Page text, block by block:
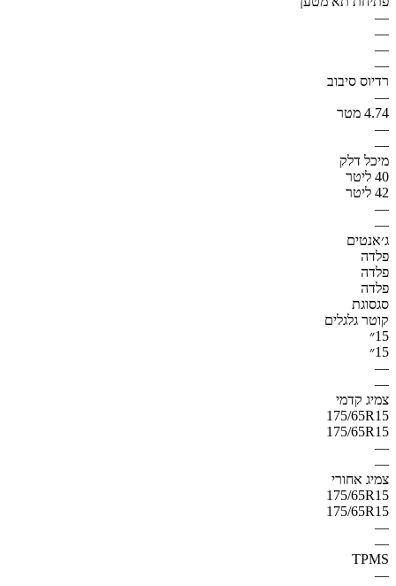
—
—
—
—
רדיוס סיבוב
—
4.74 מטר
—
—
מיכל דלק
40 ליטר
42 ליטר
—
—
ג׳אנטים
פלדה
פלדה
פלדה
סגסוגת
קוטר גלגלים
15״
15״
—
—
צמיג קדמי
175/65R15
175/65R15
—
—
צמיג אחורי
175/65R15
175/65R15
—
—
TPMS
—